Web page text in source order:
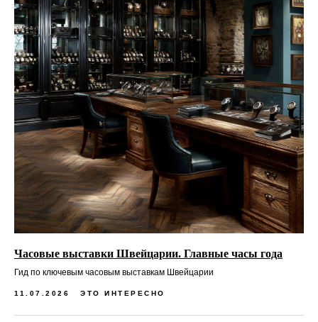
Часовые выставки Швейцарии. Главные часы года
Гид по ключевым часовым выставкам Швейцарии
11.07.2026 ЭТО ИНТЕРЕСНО